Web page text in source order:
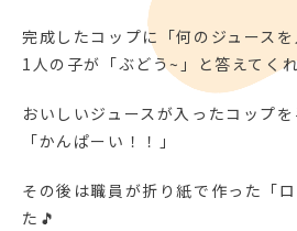
完成したコップに「何のジュースを
1人の子が「ぶどう~」と答えてく
おいしいジュースが入ったコップ
「かんぱーい！！」
その後は職員が折り紙で作った「
た🎵